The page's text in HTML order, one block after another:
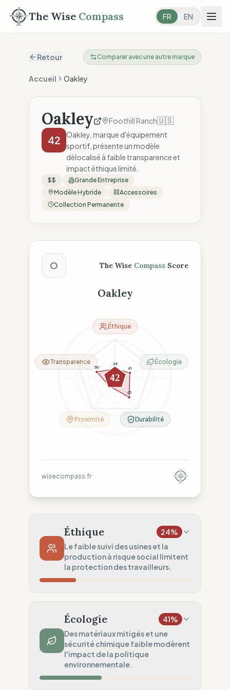
The Wise Compass FR EN
Retour Comparer avec une autre marque
Accueil Oakley
Oakley Foothill Ranch🇺🇸
42
Oakley, marque d'équipement
sportif, présente un modèle
délocalisé à faible transparence et
impact éthique limité.
$$
Grande Entreprise
Modèle Hybride
Accessoires
Collection Permanente
Score The Wise Compass
O The Wise Compass Score
Oakley
24
41
63
26
50
42
Éthique
Écologie
Durabilité
Proximité
Transparence
wisecompass.fr
Éthique 24%
Le faible suivi des usines et la
production à risque social limitent
la protection des travailleurs.
Violations répétées (Taiwan)
Traçabilité
Aucune donnée usine publiée.
Audits Sociaux
Audits partiels (Risque élevé)
Écologie 41%
Des matériaux mitigés et une
sécurité chimique faible modèrent
l'impact de la politique
environnementale.